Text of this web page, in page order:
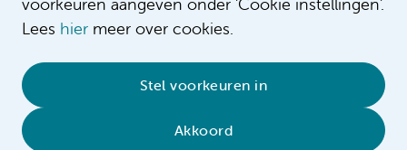
Lees hier meer over cookies.
Stel voorkeuren in
Akkoord
Cookieverklaring • Sitemap